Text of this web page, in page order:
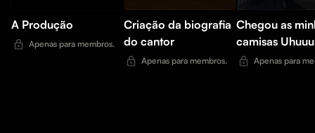
A Produção
Apenas para membros.
Criação da biografia
do cantor
Apenas para membros.
Chegou as
camisas
Apenas para